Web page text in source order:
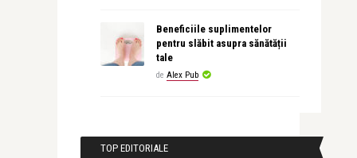
Beneficiile suplimentelor
pentru slăbit asupra sănătății
tale
de Alex Pub
TOP EDITORIALE